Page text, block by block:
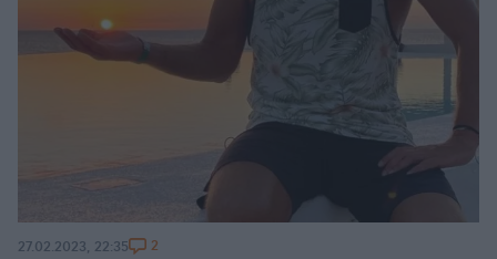
27.02.2023, 22:35 2